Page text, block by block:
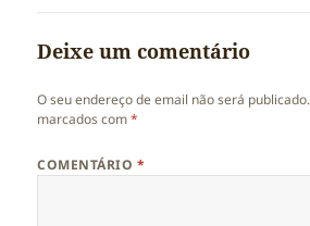
Deixe um comentário
O seu endereço de email não será publicado.
marcados com*
COMENTÁRIO *